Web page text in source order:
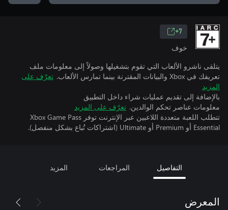
7+
خوف
يتلقى ناشرو الألعاب التي تقوم بتشغيلها وصولاً إلى معلومات ملف
تعريفك في Xbox والبيانات المقترنة بينما تمارس الألعاب.
تعرّف على
المزيد
بالإضافة إلى تقديم عمليات شراء داخل التطبيق
معلومات عناصر تحكم الوالدين. تعرّف على المزيد
تتطلب اللعبة متعددة اللاعبين عبر الإنترنت توفر Xbox Game Pass
Essential أو Premium أو Ultimate (اشتراكات تُباع بشكل منفصل).
التفاصيل المراجعات المزيد
المعرض